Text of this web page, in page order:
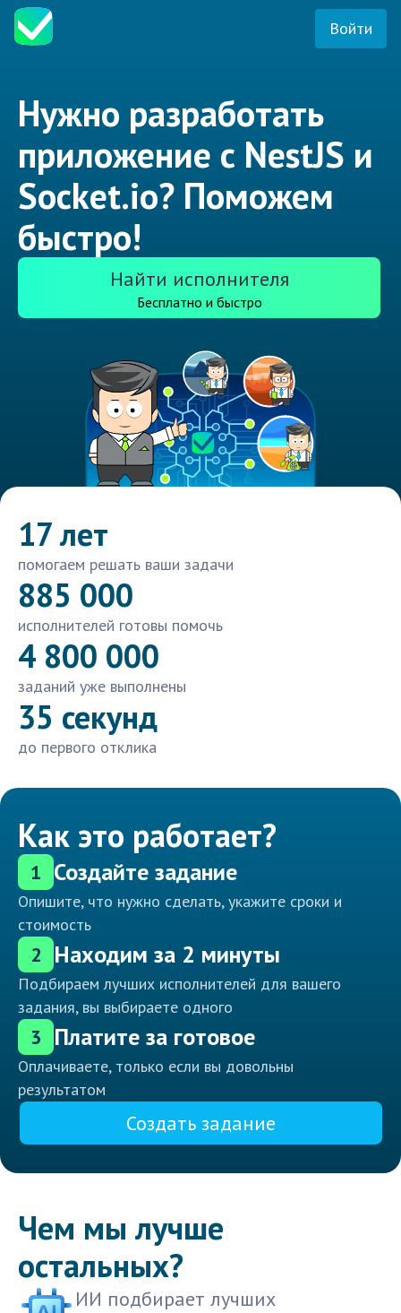
Войти
Нужно разработать
приложение с NestJS и
Socket.io? Поможем
быстро!
Найти исполнителя
Бесплатно и быстро
17 лет
помогаем решать ваши задачи
885 000
исполнителей готовы помочь
4 800 000
заданий уже выполнены
35 секунд
до первого отклика
Как это работает?
1 Создайте задание
Опишите, что нужно сделать, укажите сроки и
стоимость
2 Находим за 2 минуты
Подбираем лучших исполнителей для вашего
задания, вы выбираете одного
3 Платите за готовое
Оплачиваете, только если вы довольны
результатом
Создать задание
Чем мы лучше
остальных?
ИИ подбирает лучших